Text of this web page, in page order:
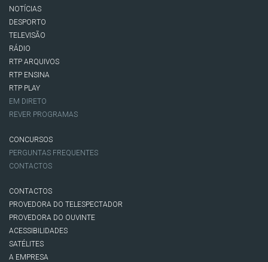
NOTÍCIAS
DESPORTO
TELEVISÃO
RÁDIO
RTP ARQUIVOS
RTP ENSINA
RTP PLAY
EM DIRETO
REVER PROGRAMAS
CONCURSOS
PERGUNTAS FREQUENTES
CONTACTOS
CONTACTOS
PROVEDORA DO TELESPECTADOR
PROVEDORA DO OUVINTE
ACESSIBILIDADES
SATÉLITES
A EMPRESA